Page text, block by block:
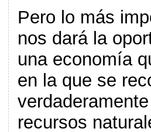
Pero lo más
nos dará la
una economía
en la que se
recursos